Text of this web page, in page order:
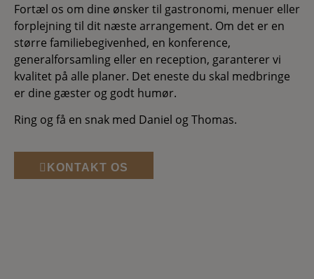
Fortæl os om dine ønsker til gastronomi, menuer eller
forplejning til dit næste arrangement. Om det er en
større familiebegivenhed, en konference,
generalforsamling eller en reception, garanterer vi
kvalitet på alle planer. Det eneste du skal medbringe
er dine gæster og godt humør.
Ring og få en snak med Daniel og Thomas.
KONTAKT OS